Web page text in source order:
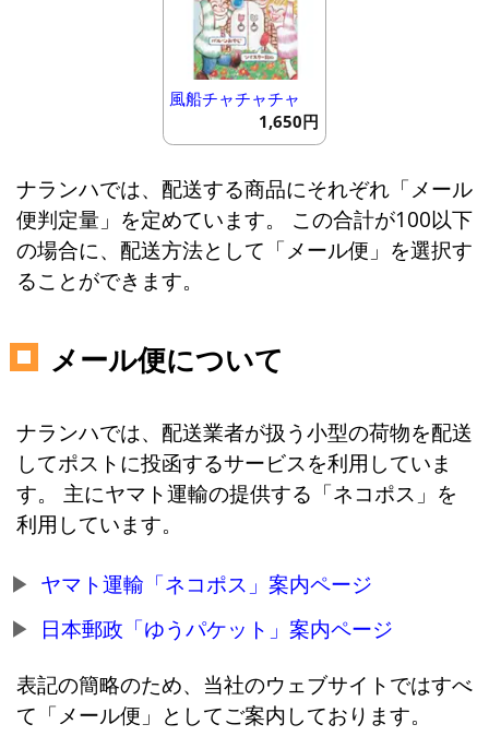
風船チャチャチャ
1,650円
ナランハでは、配送する商品にそれぞれ「メール
便判定量」を定めています。 この合計が100以下
の場合に、配送方法として「メール便」を選択す
ることができます。
メール便について
ナランハでは、配送業者が扱う小型の荷物を配送
してポストに投函するサービスを利用していま
す。 主にヤマト運輸の提供する「ネコポス」を
利用しています。
ヤマト運輸「ネコポス」案内ページ
日本郵政「ゆうパケット」案内ページ
表記の簡略のため、当社のウェブサイトではすべ
て「メール便」としてご案内しております。